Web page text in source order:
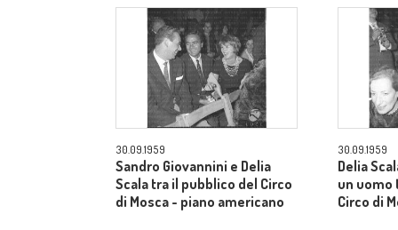
30.09.1959
Sandro Giovannini e Delia
Scala tra il pubblico del Circo
di Mosca - piano americano
30.09.1959
Delia
un uomo
Circo di